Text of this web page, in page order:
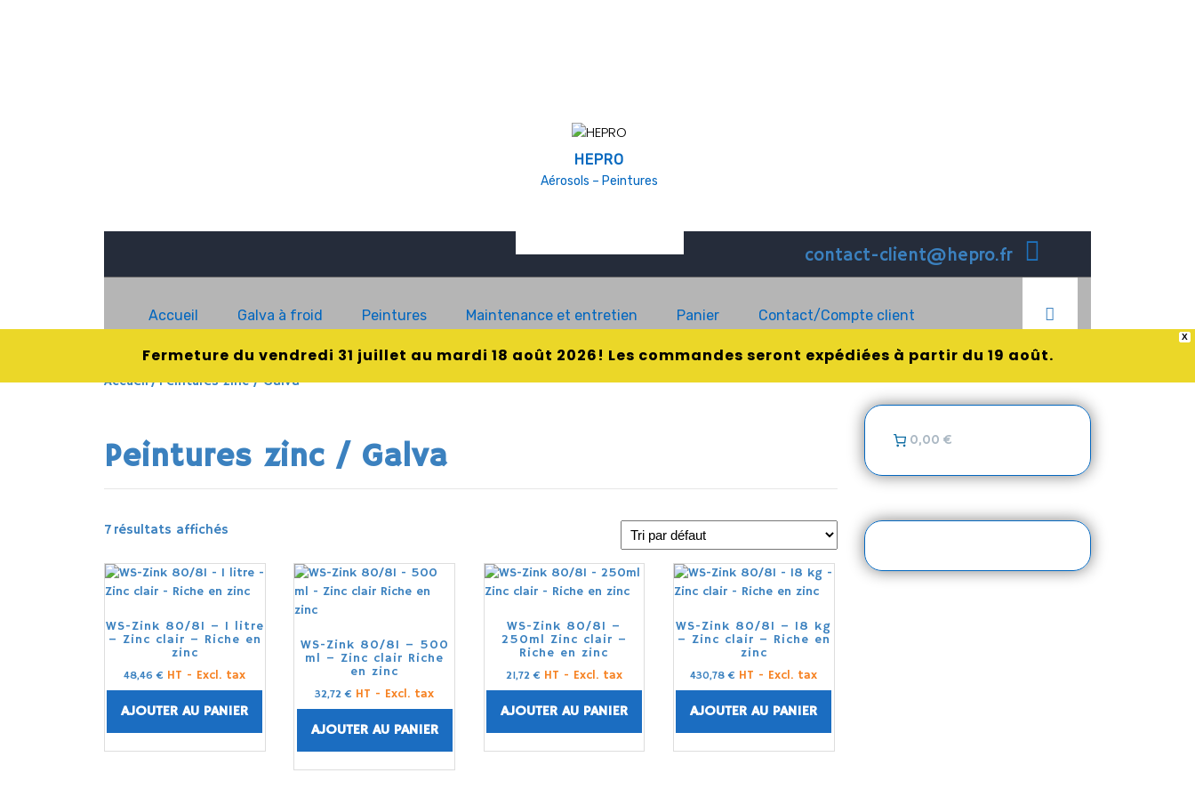
X
Fermeture du vendredi 31 juillet au mardi 18 août 2026! Les commandes seront expédiées à partir du 19 août.
HEPRO
Aérosols – Peintures
contact-client@hepro.fr
Accueil Galva à froid Peintures Maintenance et entretien Panier Contact/Compte client
Accueil/ Peintures zinc / Galva
Peintures zinc / Galva
7 résultats affichés
WS-Zink 80/81 – 1 litre
– Zinc clair – Riche en
zinc
48,46€ HT - Excl. tax
AJOUTER AU PANIER
WS-Zink 80/81 – 500
ml – Zinc clair Riche
en zinc
32,72€ HT - Excl. tax
AJOUTER AU PANIER
WS-Zink 80/81 –
250ml Zinc clair –
Riche en zinc
21,72 € HT - Excl. tax
AJOUTER AU PANIER
WS-Zink 80/81 – 18 kg
– Zinc clair – Riche en
zinc
430,78€ HT - Excl. tax
AJOUTER AU PANIER
0,00 €